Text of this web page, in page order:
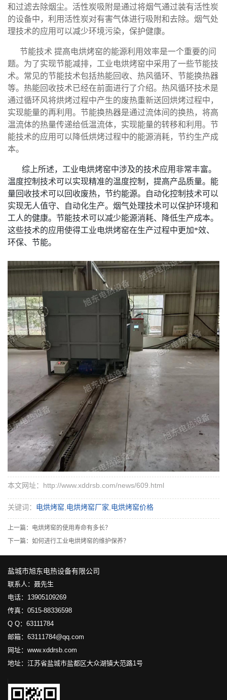
和过滤去除烟尘。活性炭吸附是通过将烟气通过装有活性炭
的设备中，利用活性炭对有害气体进行吸附和去除。烟气处
理技术的应用可以减少环境污染，保护健康。
节能技术 提高电烘烤窑的能源利用效率是一个重要的问
题。为了实现节能减排，工业电烘烤窑中采用了一些节能技
术。常见的节能技术包括热能回收、热风循环、节能换热器
等。热能回收技术已经在前面进行了介绍。热风循环技术是
通过循环风将烘烤过程中产生的废热重新送回烘烤过程中，
实现能量的再利用。节能换热器是通过流体间的换热，将高
温流体的热量传递给低温流体，实现能量的转移和利用。节
能技术的应用可以降低烘烤过程中的能源消耗，节约生产成
本。
综上所述，工业电烘烤窑中涉及的技术应用非常丰富。
温度控制技术可以实现精准的温度控制，提高产品质量。能
量回收技术可以回收废热，节约能源。自动化控制技术可以
实现无人值守、自动化生产。烟气处理技术可以保护环境和
工人的健康。节能技术可以减少能源消耗、降低生产成本。
这些技术的应用使得工业电烘烤窑在生产过程中更加*效、
环保、节能。
本文网址：http://www.xddrsb.com/news/609.html
关键词： 电烘烤窑 电烘烤窑厂家 电烘烤窑价格
上一篇： 电烘烤窑的使用寿命有多长？
下一篇： 如何进行工业电烘烤窑的维护保养？
盐城市旭东电热设备有限公司
联系人：聂先生
电话：13905109269
传真：0515-88336598
Q Q：63111784
邮箱：63111784@qq.com
网址：www.xddrsb.com
地址：江苏省盐城市盐都区大众湖镇大范路1号